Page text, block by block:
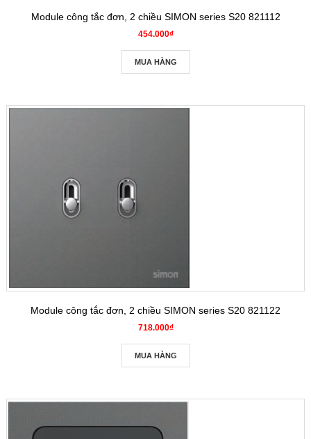
Module công tắc đơn, 2 chiều SIMON series S20 821112
454.000₫
MUA HÀNG
Module công tắc đơn, 2 chiều SIMON series S20 821122
718.000₫
MUA HÀNG